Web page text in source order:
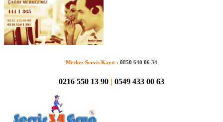
Merkez Servis Kayıt : 0850 640 06 34
0216 550 13 90 0549 433 00 63